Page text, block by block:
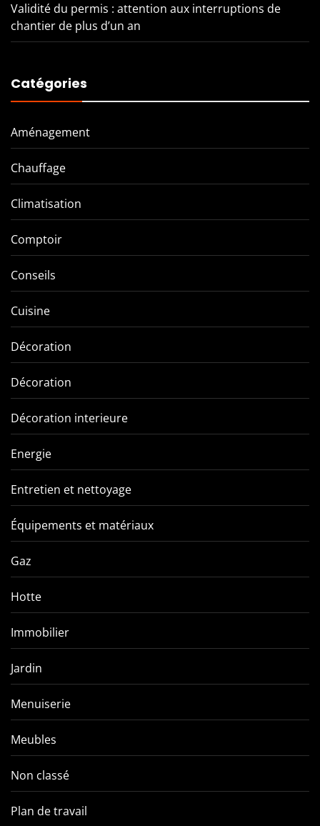
Validité du permis : attention aux interruptions de
chantier de plus d’un an
Catégories
Aménagement
Chauffage
Climatisation
Comptoir
Conseils
Cuisine
Décoration
Décoration
Décoration interieure
Energie
Entretien et nettoyage
Équipements et matériaux
Gaz
Hotte
Immobilier
Jardin
Menuiserie
Meubles
Non classé
Plan de travail